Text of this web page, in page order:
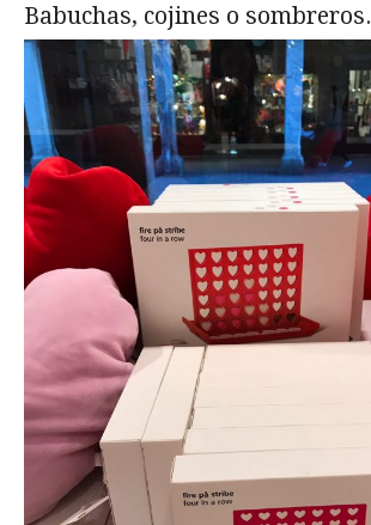
Babuchas, cojines o sombreros.